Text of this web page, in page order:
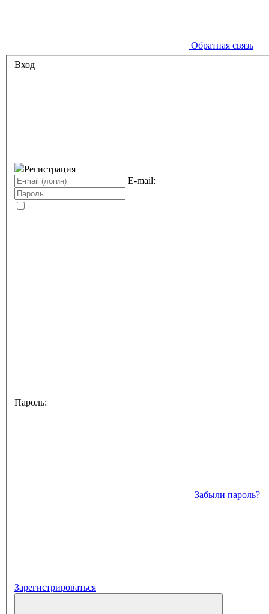
Обратная связь
Вход
Регистрация
E-mail:
Пароль:
Забыли пароль?
Зарегистрироваться